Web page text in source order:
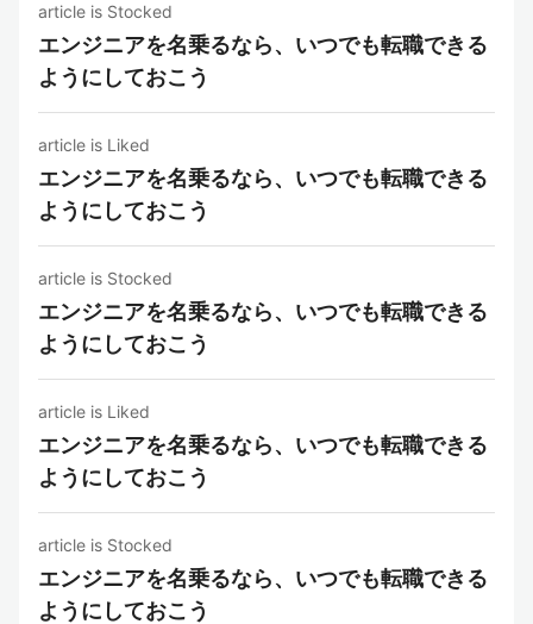
article is Stocked
エンジニアを名乗るなら、いつでも転職できる
ようにしておこう
article is Liked
エンジニアを名乗るなら、いつでも転職できる
ようにしておこう
article is Stocked
エンジニアを名乗るなら、いつでも転職できる
ようにしておこう
article is Liked
エンジニアを名乗るなら、いつでも転職できる
ようにしておこう
article is Stocked
エンジニアを名乗るなら、いつでも転職できる
ようにしておこう